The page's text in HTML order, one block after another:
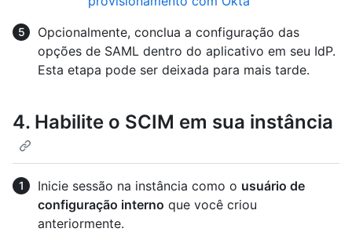
Opcionalmente, conclua a configuração das
opções de SAML dentro do aplicativo em seu IdP.
Esta etapa pode ser deixada para mais tarde.
4. Habilite o SCIM em sua instância
Inicie sessão na instância como o usuário de
configuração interno que você criou
anteriormente.